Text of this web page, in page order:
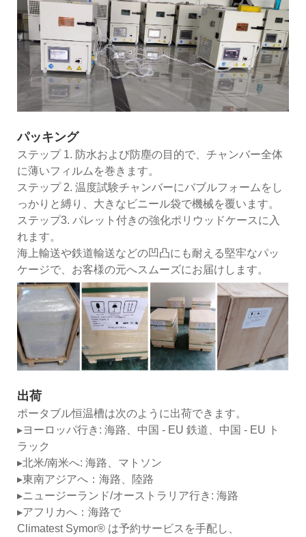
パッキング
ステップ 1. 防水および防塵の目的で、チャンバー全体
に薄いフィルムを巻きます。
ステップ 2. 温度試験チャンバーにバブルフォームをし
っかりと縛り、大きなビニール袋で機械を覆います。
ステップ3. パレット付きの強化ポリウッドケースに入
れます。
海上輸送や鉄道輸送などの凹凸にも耐える堅牢なパッ
ケージで、お客様の元へスムーズにお届けします。
出荷
ポータブル恒温槽は次のように出荷できます。
▸ヨーロッパ行き: 海路、中国 - EU 鉄道、中国 - EU ト
ラック
▸北米/南米へ: 海路、マトソン
▸東南アジアへ：海路、陸路
▸ニュージーランド/オーストラリア行き: 海路
▸アフリカへ：海路で
Climatest Symor® は予約サービスを手配し、